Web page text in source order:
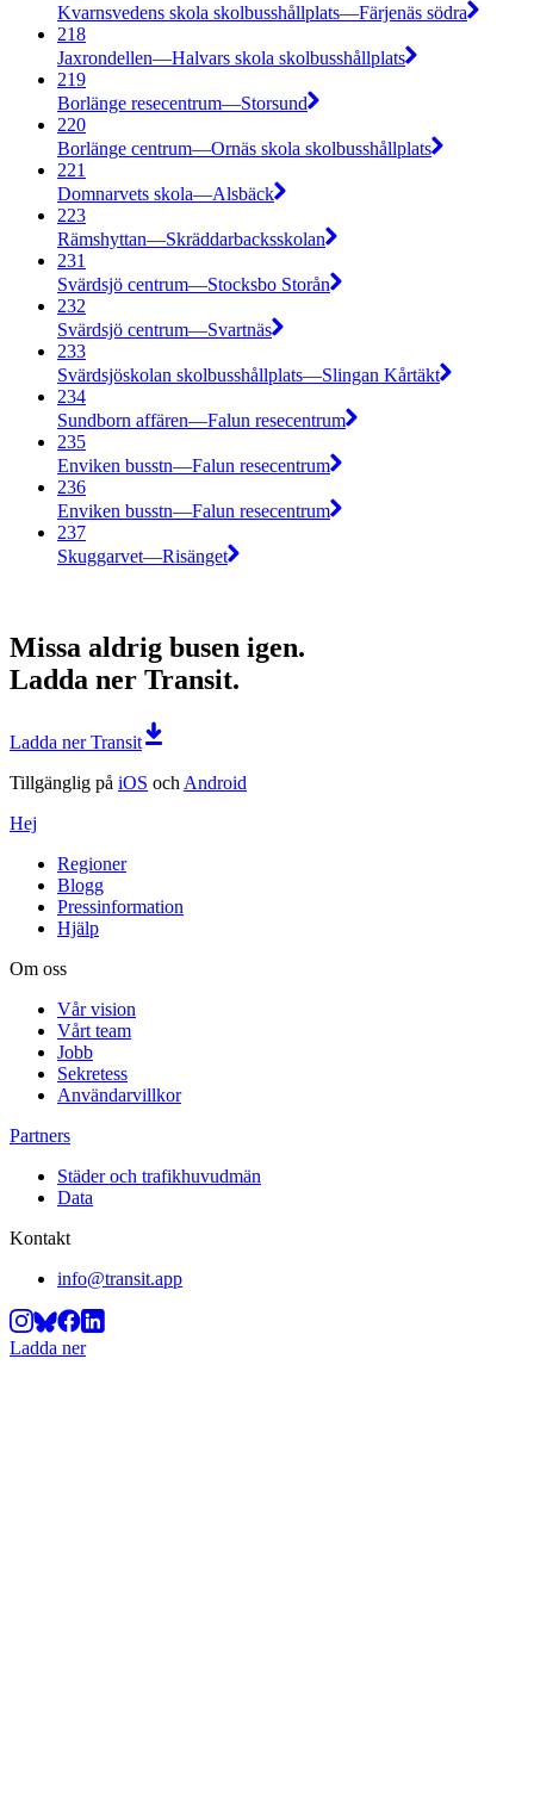
Kvarnsvedens skola skolbusshållplats—Färjenäs södra
218
Jaxrondellen—Halvars skola skolbusshållplats
219
Borlänge resecentrum—Storsund
220
Borlänge centrum—Ornäs skola skolbusshållplats
221
Domnarvets skola—Alsbäck
223
Rämshyttan—Skräddarbacksskolan
231
Svärdsjö centrum—Stocksbo Storån
232
Svärdsjö centrum—Svartnäs
233
Svärdsjöskolan skolbusshållplats—Slingan Kårtäkt
234
Sundborn affären—Falun resecentrum
235
Enviken busstn—Falun resecentrum
236
Enviken busstn—Falun resecentrum
237
Skuggarvet—Risänget
Missa aldrig busen igen.
Ladda ner Transit.
Ladda ner Transit
Tillgänglig på iOS och Android
Hej
Regioner
Blogg
Pressinformation
Hjälp
Om oss
Vår vision
Vårt team
Jobb
Sekretess
Användarvillkor
Partners
Städer och trafikhuvudmän
Data
Kontakt
info@transit.app
Ladda ner